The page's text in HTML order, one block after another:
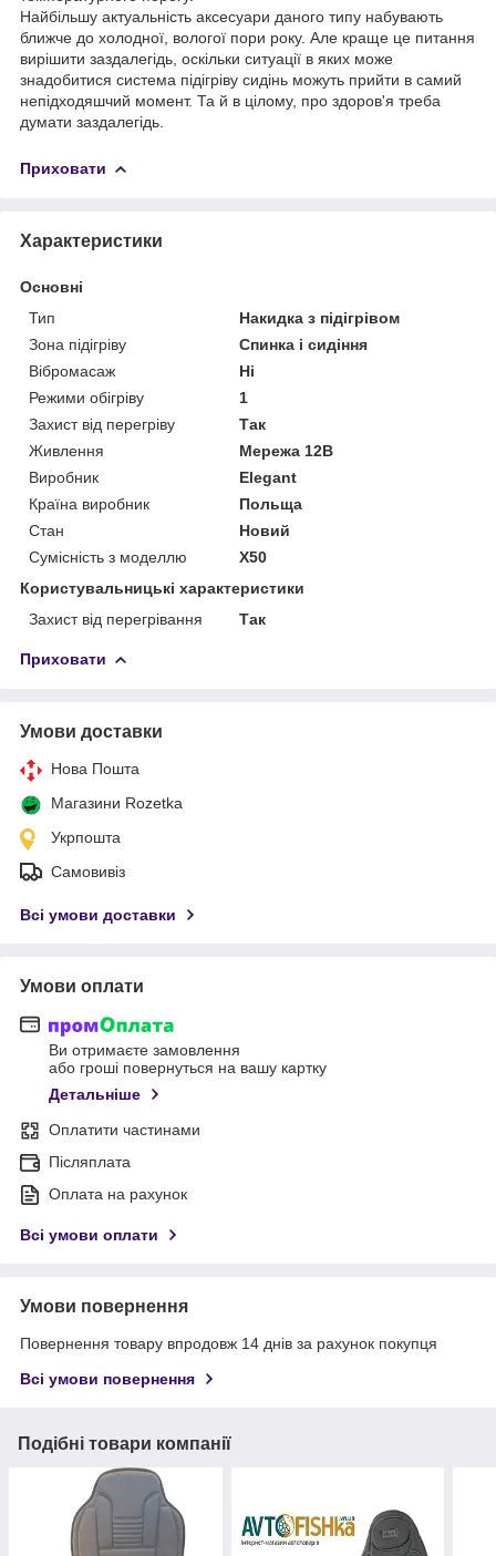
Найбільшу актуальність аксесуари даного типу набувають
ближче до холодної, вологої пори року. Але краще це питання
вирішити заздалегідь, оскільки ситуації в яких може
знадобитися система підігріву сидінь можуть прийти в самий
непідходяшчий момент. Та й в цілому, про здоров'я треба
думати заздалегідь.
Приховати
Характеристики
Основні
Тип
Накидка з підігрівом
Зона підігріву
Спинка і сидіння
Вібромасаж
Ні
Режими обігріву
1
Захист від перегріву
Так
Живлення
Мережа 12В
Виробник
Elegant
Країна виробник
Польща
Стан
Новий
Сумісність з моделлю
X50
Користувальницькі характеристики
Захист від перегрівання
Так
Приховати
Умови доставки
Нова Пошта
Магазини Rozetka
Укрпошта
Самовивіз
Всі умови доставки
Умови оплати
Ви отримаєте замовлення
або гроші повернуться на вашу картку
Детальніше
Оплатити частинами
Післяплата
Оплата на рахунок
Всі умови оплати
Умови повернення
Повернення товару впродовж 14 днів за рахунок покупця
Всі умови повернення
Подібні товари компанії